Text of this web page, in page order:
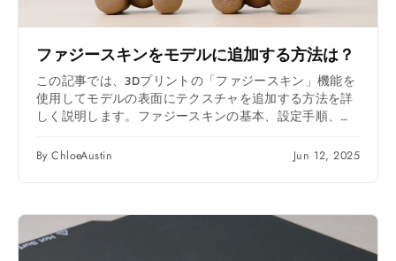
ファジースキンをモデルに追加する方法は？
この記事では、3Dプリントの「ファジースキン」機能を
使用してモデルの表面にテクスチャを追加する方法を詳
しく説明します。ファジースキンの基本、設定手順、パ
ァイアの使用法などについて説明します。これらのテク
成できます。
By ChloeAustin Jun 12, 2025